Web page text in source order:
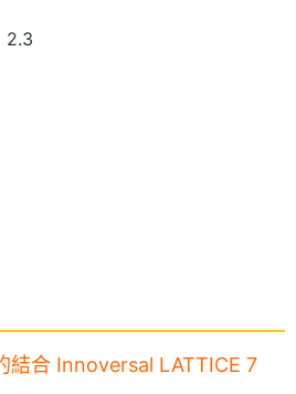
2.3
結合 Innoversal LATTICE 7